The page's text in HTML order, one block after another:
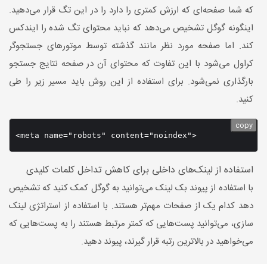
که شما صفحه‌ای که ارزش کمتری را دارد را در این تگ قرار می‌دهید.
اینگونه گوگل تشخیص می‌دهد که نباید محتوای تگ شده را ایندکس
کند. اما صفحه مورد نظر مانند گذشته توسط موتورهای جستجوگر
کراول می‌شود با این تفاوت که محتوای آن در صفحه نتایج جستجو
بارگذاری نمی‌شود. برای استفاده از این روش باید مسیر زیر را طی
کنید.
<meta name="robots" content="noindex">
copy
استفاده از لینک‌های داخلی برای کاهش تداخل کلمات کلیدی
با استفاده از پیوند بک لینک می‌توانید به گوگل کمک کنید که تشخیص
دهد کدام یک از صفحات مهم‌تر هستند. با استفاده از استراتژی لینک
سازی، می‌توانید پست‌هایی که کمتر مرتبط هستند را به پست‌هایی که
می‌خواهید در بالاترین رتبه قرار گیرند، پیوند دهید.